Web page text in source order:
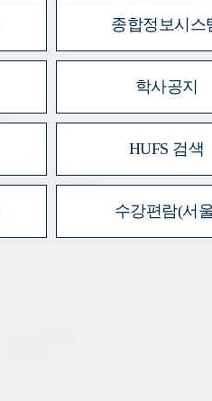
종합정보시스
학사공지
HUFS 검색
수강편람(서